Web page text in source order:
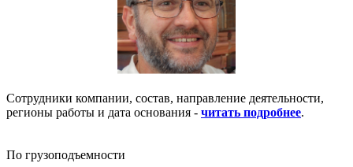
Сотрудники компании, состав, направление деятельности,
регионы работы и дата основания - читать подробнее.
По грузоподъемности